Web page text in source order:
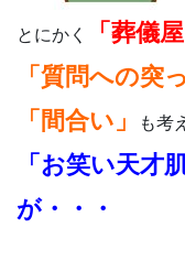
とにかく 「葬儀
「質問への突
「間合い」
も考
「お笑い天才
が・・・